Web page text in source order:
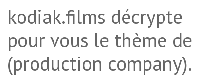
kodiak.films décrypte
pour vous le thème de
(production company).